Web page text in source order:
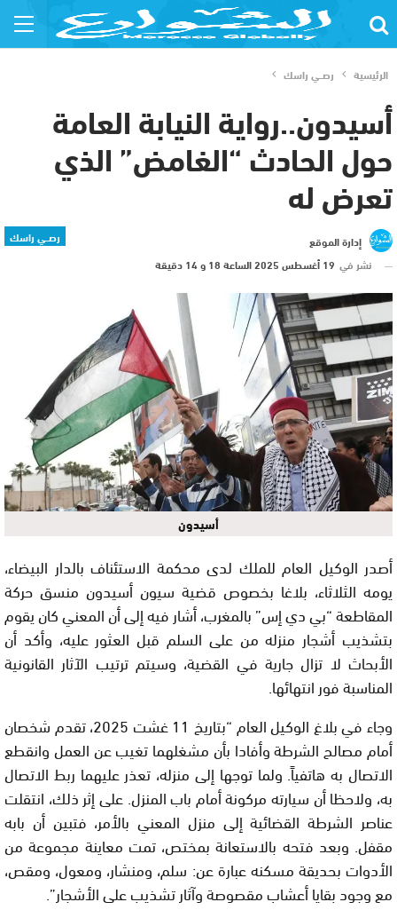
الرئيسية رصــي راسك
أسيدون..رواية النيابة العامة
حول الحادث “الغامض” الذي
تعرض له
رصــي راسك
إدارة الموقع
نشر في 19 أغسطس 2025 الساعة 18 و 14 دقيقة
أسيدون
أصدر الوكيل العام للملك لدى محكمة الاستئناف بالدار البيضاء،
يومه الثلاثاء، بلاغا بخصوص قضية سيون أسيدون منسق حركة
المقاطعة “بي دي إس” بالمغرب، أشار فيه إلى أن المعني كان يقوم
بتشذيب أشجار منزله من على السلم قبل العثور عليه، وأكد أن
الأبحاث لا تزال جارية في القضية، وسيتم ترتيب الآثار القانونية
المناسبة فور انتهائها.
وجاء في بلاغ الوكيل العام “بتاريخ 11 غشت 2025، تقدم شخصان
أمام مصالح الشرطة وأفادا بأن مشغلهما تغيب عن العمل وانقطع
الاتصال به هاتفياً. ولما توجها إلى منزله، تعذر عليهما ربط الاتصال
به، ولاحظا أن سيارته مركونة أمام باب المنزل. على إثر ذلك، انتقلت
عناصر الشرطة القضائية إلى منزل المعني بالأمر، فتبين أن بابه
مقفل. وبعد فتحه بالاستعانة بمختص، تمت معاينة مجموعة من
الأدوات بحديقة مسكنه عبارة عن: سلم، ومنشار، ومعول، ومقص،
مع وجود بقايا أعشاب مقصوصة وآثار تشذيب على الأشجار”.